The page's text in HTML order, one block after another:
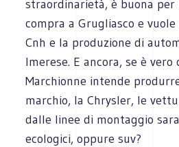
straordinarietà, è buona per
compra a Grugliasco e
Cnh e la produzione di
Imerese. E ancora, se è vero
Marchionne intende
marchio, la Chrysler, le
dalle linee di montaggio
ecologici, oppure suv?